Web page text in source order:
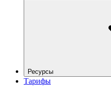
Ресурсы
Тарифы